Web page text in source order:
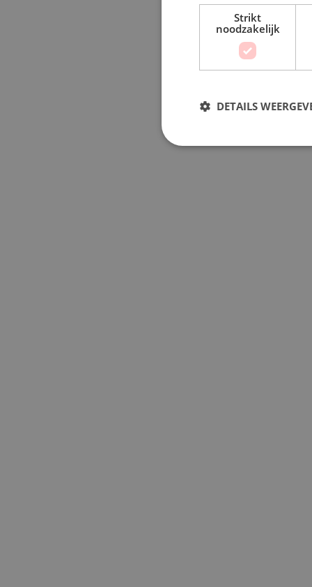
Strikt
noodzakelijk
DETAILS